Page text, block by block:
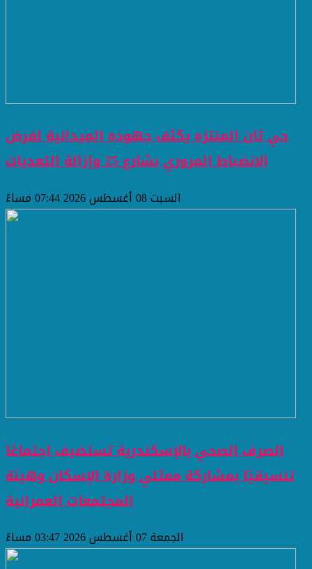
حي ثان المنتزه يكثف جهوده الميدانية لفرض
الانضباط المروري بشارع 25 وإزالة التعديات
السبت 08 أغسطس 2026 07:44 مساءً
الصرف الصحي بالإسكندرية تستضيف اجتماعًا
تنسيقيًا بمشاركة ممثلي وزارة الإسكان وهيئة
المجتمعات العمرانية
الجمعة 07 أغسطس 2026 03:47 مساءً